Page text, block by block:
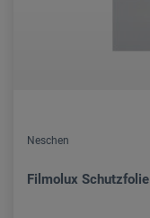
Neschen
Filmolux Schutzfolie